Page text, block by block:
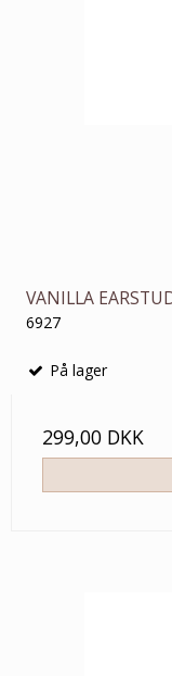
VANILLA
6927
På lager
299,00 DKK